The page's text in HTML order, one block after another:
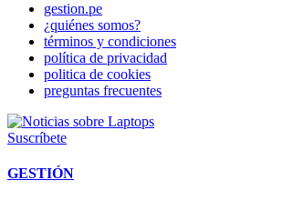
gestion.pe
¿quiénes somos?
términos y condiciones
política de privacidad
politica de cookies
preguntas frecuentes
Suscríbete
GESTIÓN